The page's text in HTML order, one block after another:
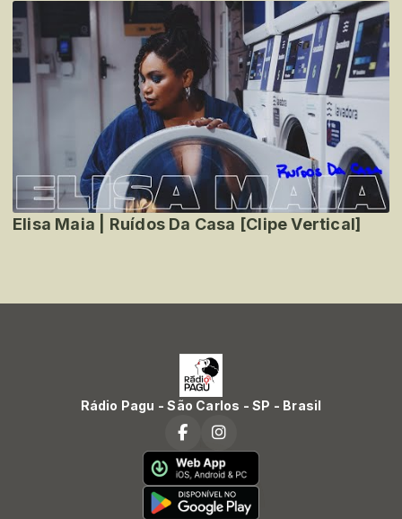
Elisa Maia | Ruídos Da Casa [Clipe Vertical]
Rádio Pagu - São Carlos - SP - Brasil